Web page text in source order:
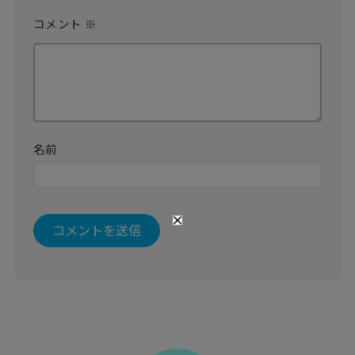
コメント ※
名前